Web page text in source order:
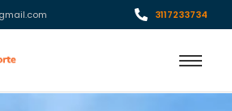
3117233734